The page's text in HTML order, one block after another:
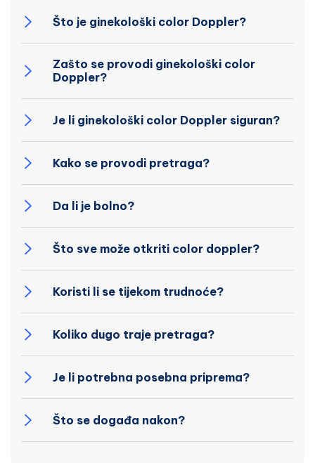
Što je ginekološki color Doppler?
Zašto se provodi ginekološki color
Doppler?
Je li ginekološki color Doppler siguran?
Kako se provodi pretraga?
Da li je bolno?
Što sve može otkriti color doppler?
Koristi li se tijekom trudnoće?
Koliko dugo traje pretraga?
Je li potrebna posebna priprema?
Što se događa nakon?